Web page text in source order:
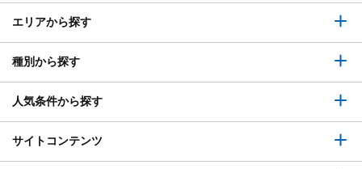
エリアから探す
種別から探す
人気条件から探す
サイトコンテンツ